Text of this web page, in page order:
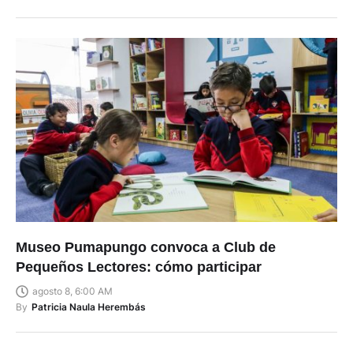
Museo Pumapungo convoca a Club de
Pequeños Lectores: cómo participar
agosto 8, 6:00 AM
By Patricia Naula Herembás